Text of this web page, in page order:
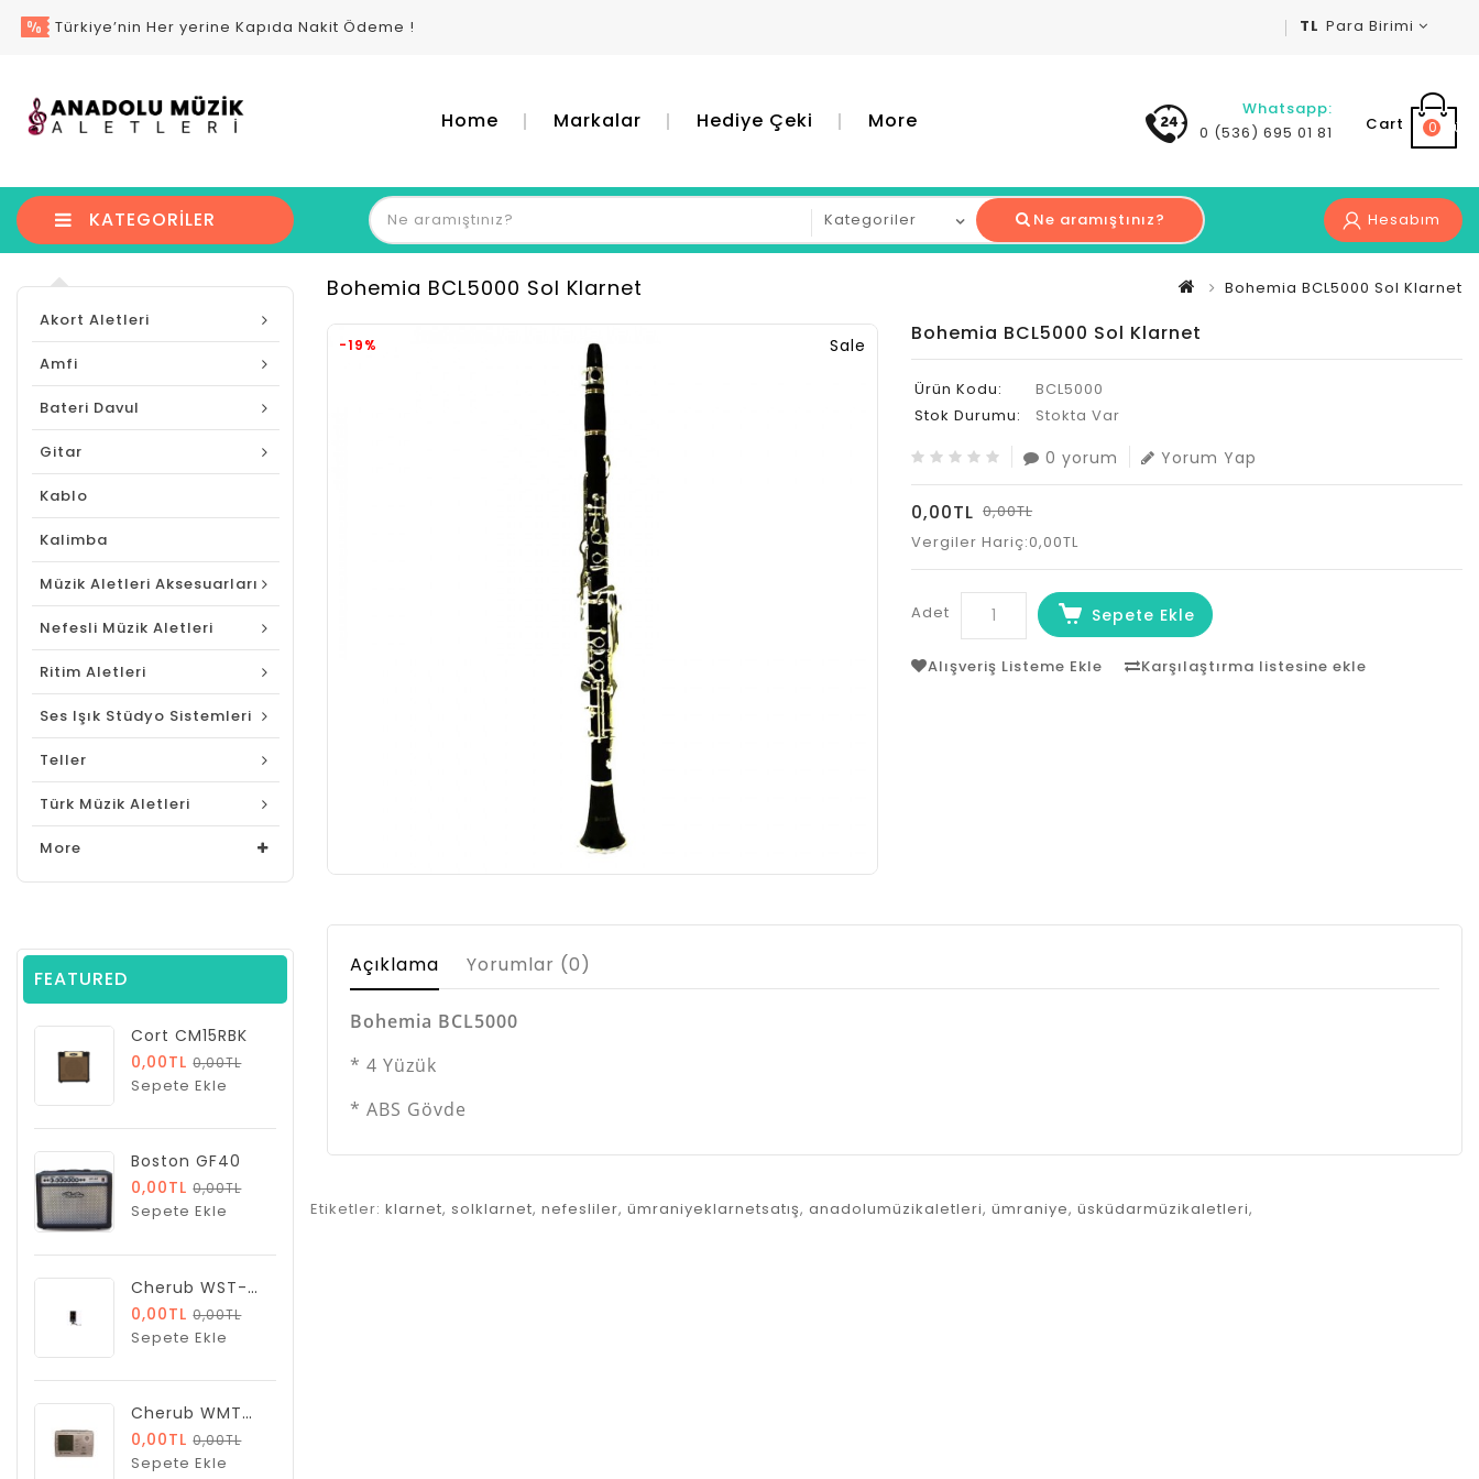
Türkiye’nin Her yerine Kapıda Nakit Ödeme ! TL Para Birimi
Home Markalar Hediye Çeki More
Whatsapp:
0 (536) 695 01 81
Cart 0 ürün
Hesabım
Ne aramıştınız?
KATEGORILER
Akort Aletleri
Amfi
Bateri Davul
Gitar
Kablo
Kalimba
Müzik Aletleri Aksesuarları
Nefesli Müzik Aletleri
Ritim Aletleri
Ses Işık Stüdyo Sistemleri
Teller
Türk Müzik Aletleri
More
FEATURED
Cort CM15RBK
0,00TL 0,00TL
Sepete Ekle
Boston GF40
0,00TL 0,00TL
Sepete Ekle
Cherub WST-650C Tuner
0,00TL 0,00TL
Sepete Ekle
Cherub WMT555C
0,00TL 0,00TL
Sepete Ekle
Bohemia BCL5000 Sol Klarnet Bohemia BCL5000 Sol Klarnet
Sale
-19% Bohemia BCL5000 Sol Klarnet
Ürün Kodu:
BCL5000
Stok Durumu:
Stokta Var
0 yorum Yorum Yap
0,00TL 0,00TL
Vergiler Hariç:0,00TL
Adet Sepete Ekle
Alışveriş Listeme Ekle Karşılaştırma listesine ekle
Açıklama Yorumlar (0)
Bohemia BCL5000
* 4 Yüzük
* ABS Gövde
Etiketler:klarnet,solklarnet,nefesliler,ümraniyeklarnetsatış,anadolumüzikaletleri,ümraniye,üsküdarmüzikaletleri,